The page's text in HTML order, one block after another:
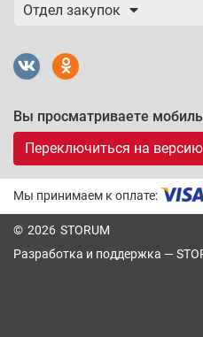
Отдел закупок
Вы просматриваете
Переключиться на
Мы принимаем к оплате:
© 2026 STORUM
Разработка и поддержка —